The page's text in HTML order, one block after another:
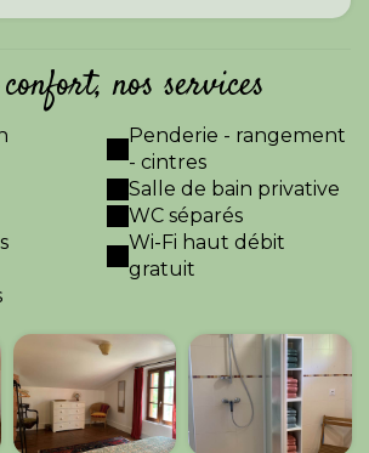
nos services
Penderie - rangement
- cintres
Salle de bain privative
WC séparés
Wi-Fi haut débit
gratuit